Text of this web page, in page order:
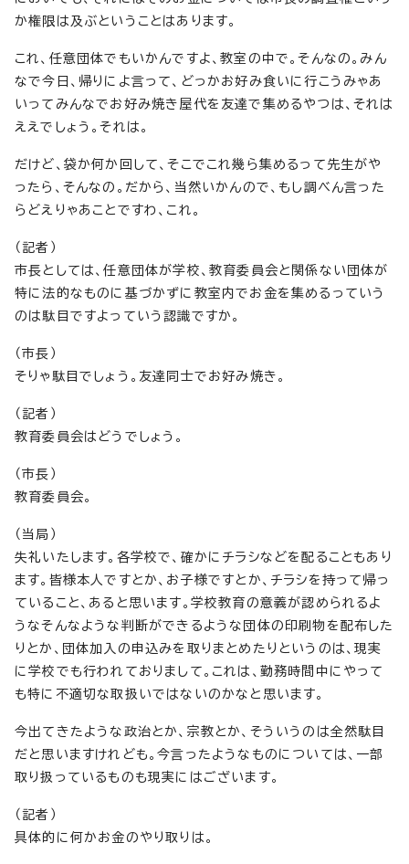
か権限は及ぶということはあります。
これ、任意団体でもいかんですよ、教室の中で。そんなの。みん
なで今日、帰りによ言って、どっかお好み食いに行こうみゃあ
いってみんなでお好み焼き屋代を友達で集めるやつは、それは
ええでしょう。それは。
だけど、袋か何か回して、そこでこれ幾ら集めるって先生がや
ったら、そんなの。だから、当然いかんので、もし調べん言った
らどえりゃあことですわ、これ。
（記者）
市長としては、任意団体が学校、教育委員会と関係ない団体が
特に法的なものに基づかずに教室内でお金を集めるっていう
のは駄目ですよっていう認識ですか。
（市長）
そりゃ駄目でしょう。友達同士でお好み焼き。
（記者）
教育委員会はどうでしょう。
（市長）
教育委員会。
（当局）
失礼いたします。各学校で、確かにチラシなどを配ることもあり
ます。皆様本人ですとか、お子様ですとか、チラシを持って帰っ
ていること、あると思います。学校教育の意義が認められるよ
うなそんなような判断ができるような団体の印刷物を配布した
りとか、団体加入の申込みを取りまとめたりというのは、現実
に学校でも行われておりまして。これは、勤務時間中にやって
も特に不適切な取扱いではないのかなと思います。
今出てきたような政治とか、宗教とか、そういうのは全然駄目
だと思いますけれども。今言ったようなものについては、一部
取り扱っているものも現実にはございます。
（記者）
具体的に何かお金のやり取りは。